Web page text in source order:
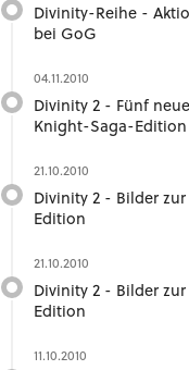
Divinity-Reihe -
bei GoG
04.11.2010
Divinity 2 - Fünf
Knight-Saga-Edition
21.10.2010
Divinity 2 - Bilder
Edition
21.10.2010
Divinity 2 - Bilder
Edition
11.10.2010